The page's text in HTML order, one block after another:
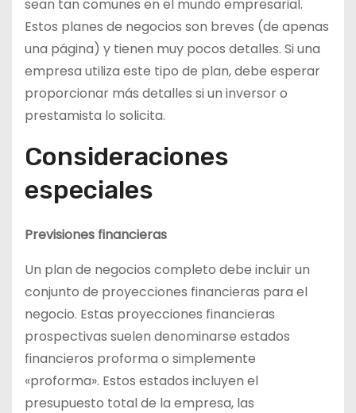
sean tan comunes en el mundo empresarial.
Estos planes de negocios son breves (de apenas
una página) y tienen muy pocos detalles. Si una
empresa utiliza este tipo de plan, debe esperar
proporcionar más detalles si un inversor o
prestamista lo solicita.
Consideraciones
especiales
Previsiones financieras
Un plan de negocios completo debe incluir un
conjunto de proyecciones financieras para el
negocio. Estas proyecciones financieras
prospectivas suelen denominarse estados
financieros proforma o simplemente
«proforma». Estos estados incluyen el
presupuesto total de la empresa, las